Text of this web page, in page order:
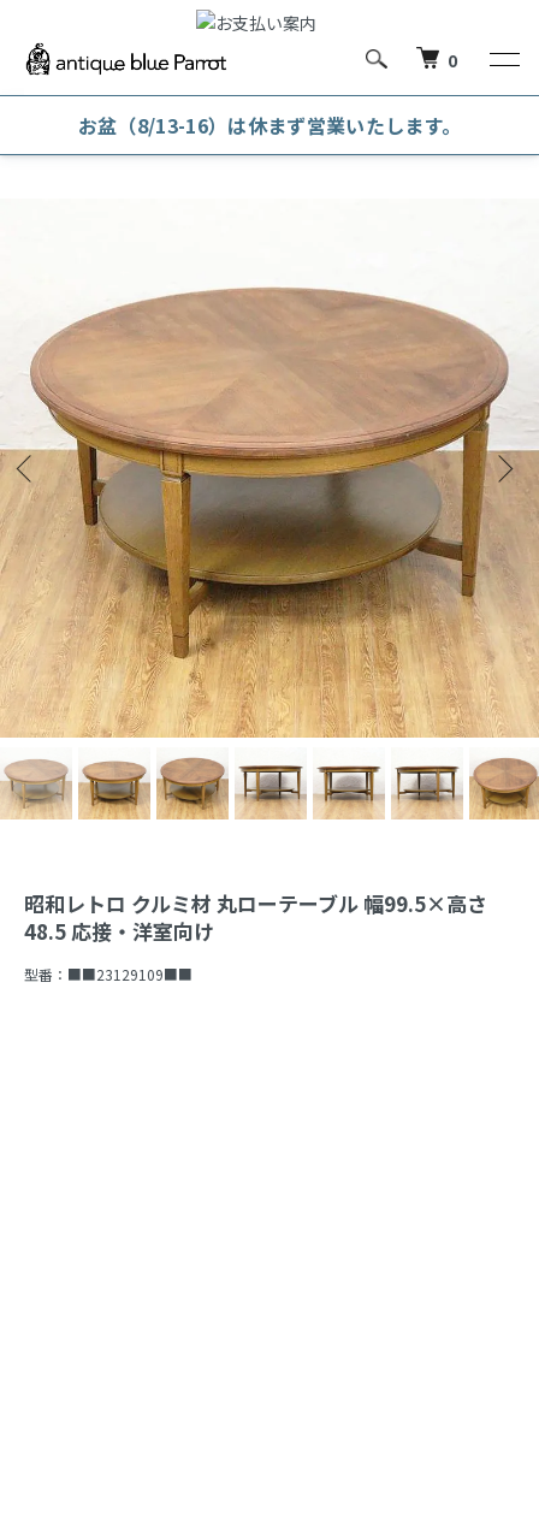
0
お盆（8/13-16）は休まず営業いたします。
テーブル・デスク 丸テーブル
昭和レトロ クルミ材 丸ローテーブル 幅99.5×高さ
48.5 応接・洋室向け
型番： ■■23129109■■